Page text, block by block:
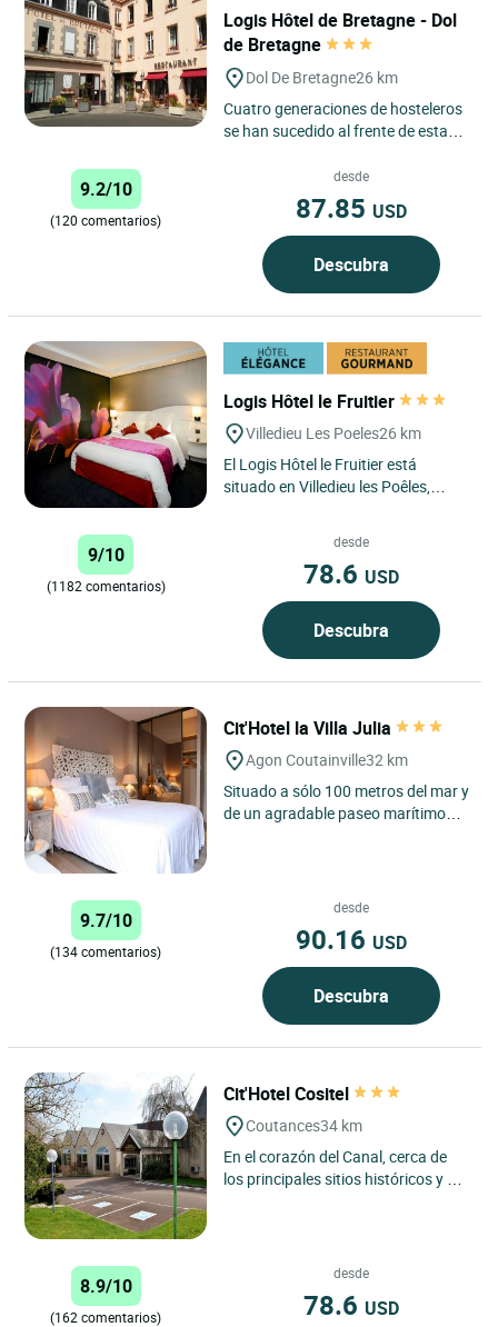
Logis Hôtel de Bretagne - Dol
de Bretagne
Dol De Bretagne26 km
Cuatro generaciones de hosteleros
se han sucedido al frente de esta
9.2/10
(120 comentarios)
desde
87.85 USD
Descubra
Logis Hôtel le Fruitier
Villedieu Les Poeles26 km
El Logis Hôtel le Fruitier está
situado en Villedieu les Poêles,
9/10
(1182 comentarios)
desde
78.6 USD
Descubra
Cit'Hotel la Villa Julia
Agon Coutainville32 km
Situado a sólo 100 metros del mar y
de un agradable paseo marítimo
9.7/10
(134 comentarios)
desde
90.16 USD
Descubra
Cit'Hotel Cositel
Coutances34 km
En el corazón del Canal, cerca de
los principales sitios históricos y a
8.9/10
(162 comentarios)
desde
78.6 USD